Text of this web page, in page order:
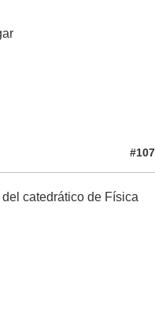
#107
catedrático de Física